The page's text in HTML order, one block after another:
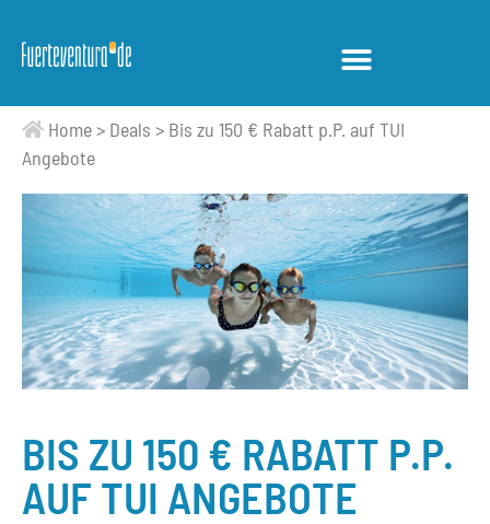
Home> Deals > Bis zu 150 € Rabatt p.P. auf TUI
Angebote
BIS ZU 150 € RABATT P.P.
AUF TUI ANGEBOTE